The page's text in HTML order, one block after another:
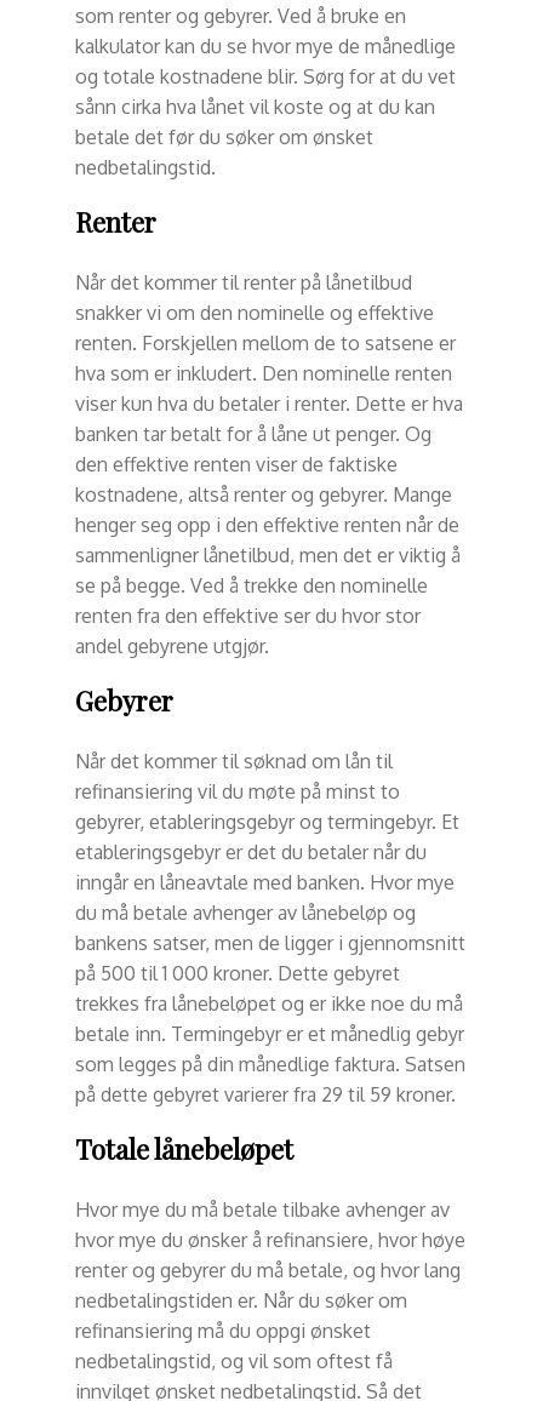
som renter og gebyrer. Ved å bruke en
kalkulator kan du se hvor mye de månedlige
og totale kostnadene blir. Sørg for at du vet
sånn cirka hva lånet vil koste og at du kan
betale det før du søker om ønsket
nedbetalingstid.
Renter
Når det kommer til renter på lånetilbud
snakker vi om den nominelle og effektive
renten. Forskjellen mellom de to satsene er
hva som er inkludert. Den nominelle renten
viser kun hva du betaler i renter. Dette er hva
banken tar betalt for å låne ut penger. Og
den effektive renten viser de faktiske
kostnadene, altså renter og gebyrer. Mange
henger seg opp i den effektive renten når de
sammenligner lånetilbud, men det er viktig å
se på begge. Ved å trekke den nominelle
renten fra den effektive ser du hvor stor
andel gebyrene utgjør.
Gebyrer
Når det kommer til søknad om lån til
refinansiering vil du møte på minst to
gebyrer, etableringsgebyr og termingebyr. Et
etableringsgebyr er det du betaler når du
inngår en låneavtale med banken. Hvor mye
du må betale avhenger av lånebeløp og
bankens satser, men de ligger i gjennomsnitt
på 500 til 1 000 kroner. Dette gebyret
trekkes fra lånebeløpet og er ikke noe du må
betale inn. Termingebyr er et månedlig gebyr
som legges på din månedlige faktura. Satsen
på dette gebyret varierer fra 29 til 59 kroner.
Totale lånebeløpet
Hvor mye du må betale tilbake avhenger av
hvor mye du ønsker å refinansiere, hvor høye
renter og gebyrer du må betale, og hvor lang
nedbetalingstiden er. Når du søker om
refinansiering må du oppgi ønsket
nedbetalingstid, og vil som oftest få
innvilget ønsket nedbetalingstid. Så det